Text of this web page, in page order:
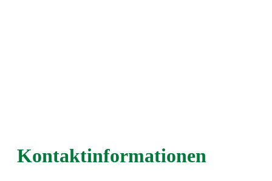
Kontaktinformationen